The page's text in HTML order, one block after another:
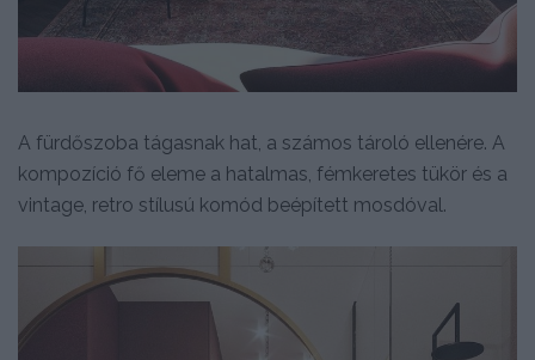
A fürdőszoba tágasnak hat, a számos tároló ellenére. A
kompozíció fő eleme a hatalmas, fémkeretes tükör és a
vintage, retro stílusú komód beépített mosdóval.